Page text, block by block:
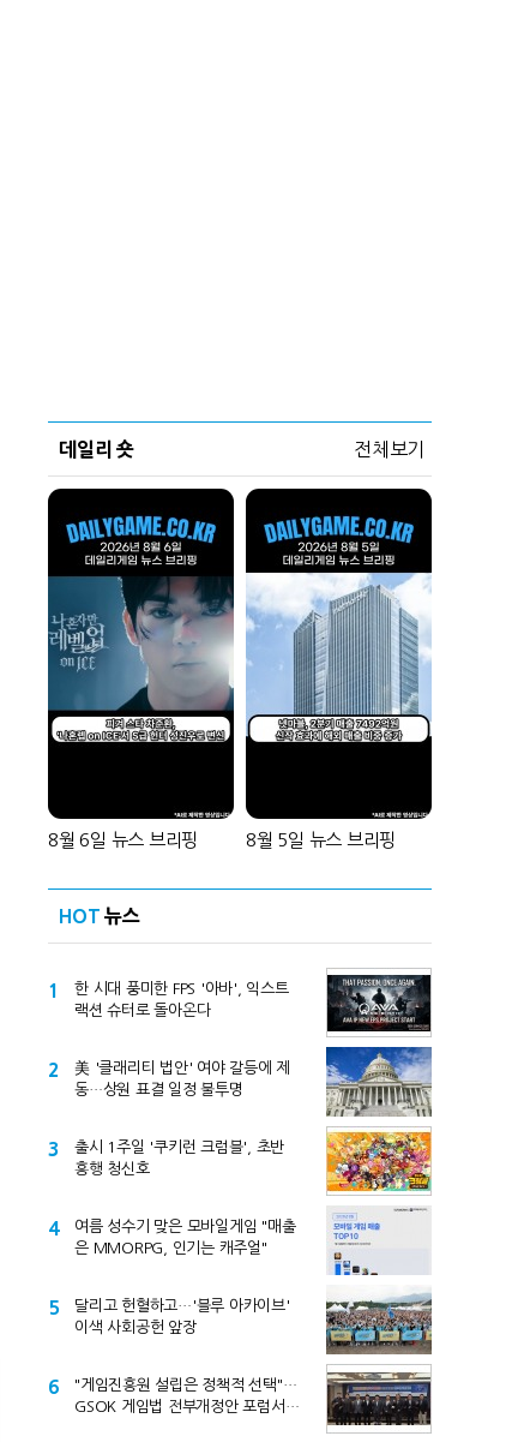
데일리 숏 전체보기
8월 6일 뉴스 브리핑 8월 5일 뉴스 브리핑
HOT 뉴스
1
한 시대 풍미한 FPS '아바', 익스트
랙션 슈터로 돌아온다
2
美 '클래리티 법안' 여야 갈등에 제
동…상원 표결 일정 불투명
3
출시 1주일 '쿠키런 크럼블', 초반
흥행 청신호
4
여름 성수기 맞은 모바일게임 "매출
은 MMORPG, 인기는 캐주얼"
5
달리고 헌혈하고…'블루 아카이브'
이색 사회공헌 앞장
6
"게임진흥원 설립은 정책적 선택"…
GSOK 게임법 전부개정안 포럼서